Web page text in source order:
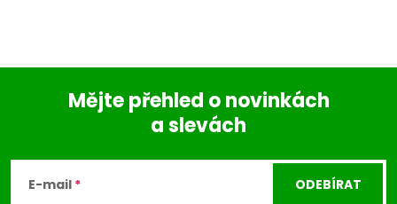
Mějte přehled o novinkách
a slevách
E-mail ODEBÍRAT